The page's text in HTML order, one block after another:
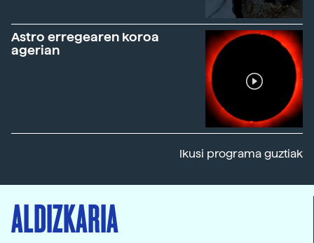
Astro erregearen koroa
agerian
Ikusi programa guztiak
ALDIZKARIA